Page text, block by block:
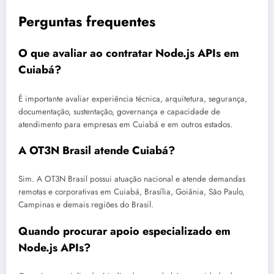
Perguntas frequentes
O que avaliar ao contratar Node.js APIs em
Cuiabá?
É importante avaliar experiência técnica, arquitetura, segurança,
documentação, sustentação, governança e capacidade de
atendimento para empresas em Cuiabá e em outros estados.
A OT3N Brasil atende Cuiabá?
Sim. A OT3N Brasil possui atuação nacional e atende demandas
remotas e corporativas em Cuiabá, Brasília, Goiânia, São Paulo,
Campinas e demais regiões do Brasil.
Quando procurar apoio especializado em
Node.js APIs?